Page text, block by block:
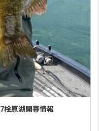
桧原湖開幕情報